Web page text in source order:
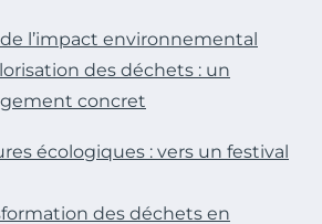
l’impact environnemental
des déchets : un
concret
écologiques : vers un festival
des déchets en